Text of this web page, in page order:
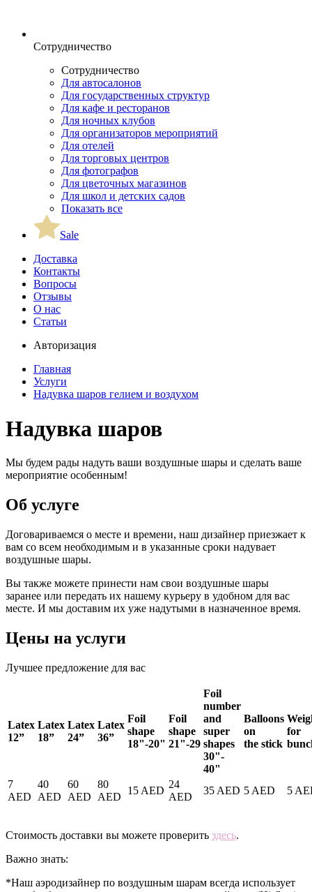
Сотрудничество
Сотрудничество
Для автосалонов
Для государственных структур
Для кафе и ресторанов
Для ночных клубов
Для организаторов мероприятий
Для отелей
Для торговых центров
Для фотографов
Для цветочных магазинов
Для школ и детских садов
Показать все
Sale
Доставка
Контакты
Вопросы
Отзывы
О нас
Статьи
Авторизация
Главная
Услуги
Надувка шаров гелием и воздухом
Надувка шаров
Мы будем рады надуть ваши воздушные шары и сделать ваше
мероприятие особенным!
Об услуге
Договариваемся о месте и времени, наш дизайнер приезжает к
вам со всем необходимым и в указанные сроки надувает
воздушные шары.
Вы также можете принести нам свои воздушные шары
заранее или передать их нашему курьеру в удобном для вас
месте. И мы доставим их уже надутыми в назначенное время.
Цены на услуги
Лучшее предложение для вас
Latex
12”
Latex
18”
Latex
24”
Latex
36”
Foil
shape
18"-20"
Foil
shape
21"-29
Foil
number
and
super
shapes
30"-
40"
Balloons
on
the stick
for
7
AED
40
AED
60
AED
80
AED
15 AED
24
AED
35 AED 5 AED 5
Стоимость доставки вы можете проверить здесь.
Важно знать:
*Наш аэродизайнер по воздушным шарам всегда использует